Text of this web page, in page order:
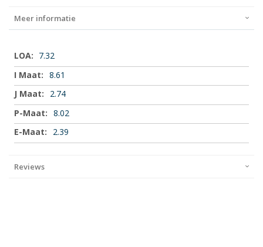
Meer informatie
Meer
informatie
7.32
8.61
2.74
8.02
2.39
Reviews